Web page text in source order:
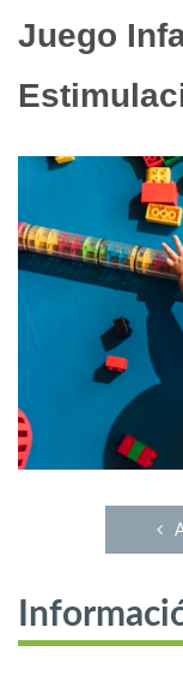
Juego